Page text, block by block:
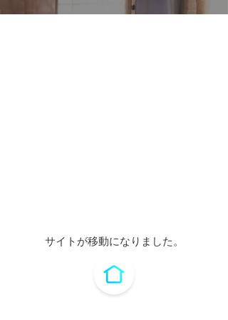
サイトが移動になりました。